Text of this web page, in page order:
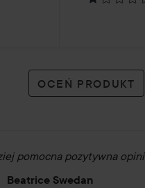
OCEŃ PRODUKT
pomocna pozytywna
Beatrice Swedan